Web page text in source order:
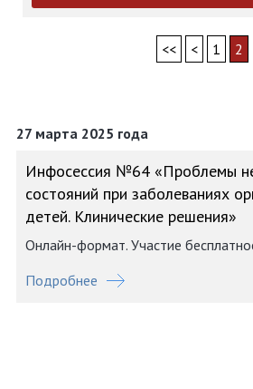
<< < 1 2
27 марта 2025 года
Инфосессия №64 «Проблемы
состояний при заболеваниях
детей. Клинические решения»
Онлайн-формат. Участие
Подробнее